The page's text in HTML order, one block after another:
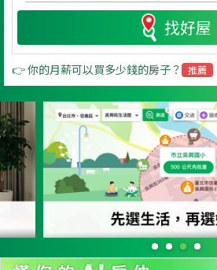
找好屋
👉 你的月薪可以買多少錢的房子？ 推薦